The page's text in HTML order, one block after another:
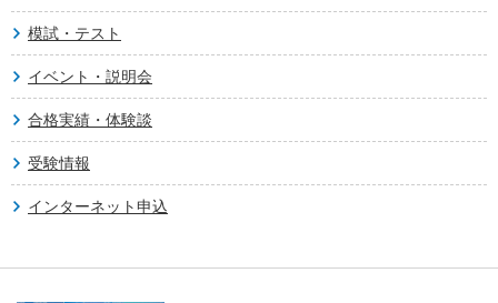
模試・テスト
イベント・説明会
合格実績・体験談
受験情報
インターネット申込